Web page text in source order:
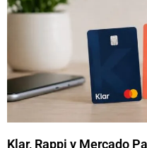
Klar, Rappi y Mercado